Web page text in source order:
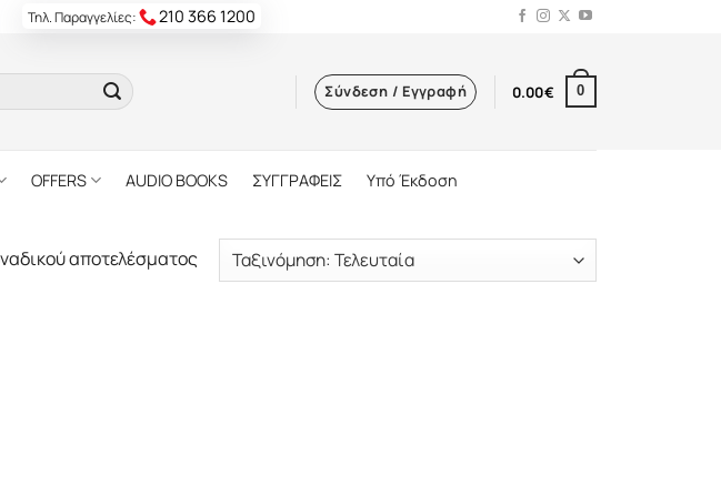
Τηλ. Παραγγελίες: 210 366 1200
Σύνδεση / Εγγραφή 0.00€ 0
OFFERS AUDIO BOOKS ΣΥΓΓΡΑΦΕΙΣ Υπό Έκδοση
αποτελέσματος